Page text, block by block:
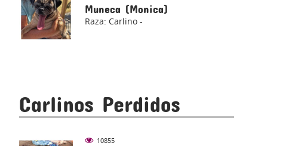
Muneca (Monica)
Raza: Carlino -
Carlinos Perdidos
10855